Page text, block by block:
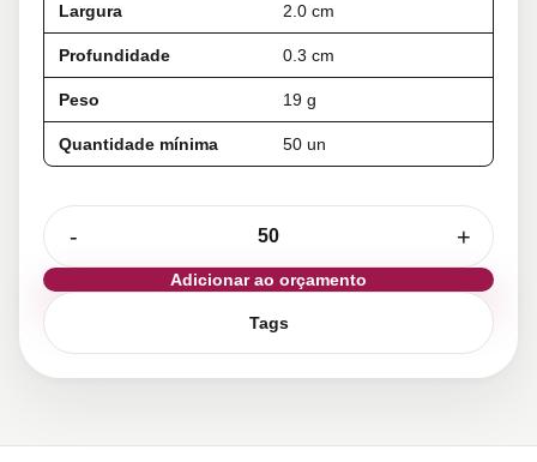
Largura 2.0 cm
Profundidade 0.3 cm
Peso 19 g
Quantidade mínima 50 un
- +
Adicionar ao orçamento
Tags